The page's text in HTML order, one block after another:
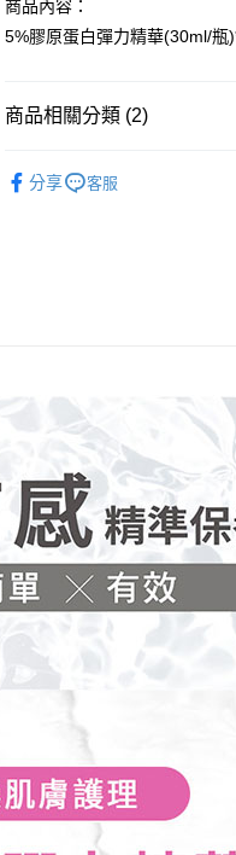
【關於「AFTEE先享後付」】
AFTEE先享後付是「在收到商品
３．安心：先確認商品／服務後，
１．於結帳方式選擇「AFTEE先
付客戶支援中心」
https://
【注意事項】
１．透過由恩沛科技股份有限公
交易，需依本服務之必要範圍內
求債權轉讓予恩沛科技股份有限公
２．關於個人資料處理事宜，請瀏
https://aftee.tw/terms/#terms3
３．未成年的使用者請事先徵得法
「AFTEE先享後付」，若未經同
４．使用「AFTEE先享後付」時
即時審查核予不同之上限額度；
結果請求用戶進行身份認證。
形，恩沛科技股份有限公司將有
全家取貨付款
7-11取貨付款
商品內容：
5%膠原蛋白彈力精華(30ml/瓶
商品相關分類 (2)
分享 客服